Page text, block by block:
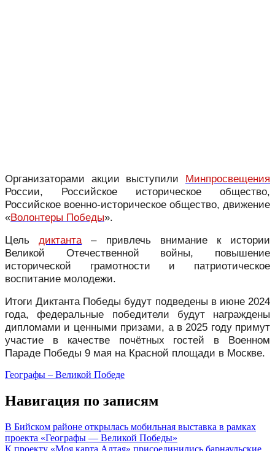
Организаторами акции выступили Минпросвещения
России, Российское историческое общество,
Российское военно-историческое общество, движение
«Волонтеры Победы».
Цель диктанта – привлечь внимание к истории
Великой Отечественной войны, повышение
исторической грамотности и патриотическое
воспитание молодежи.
Итоги Диктанта Победы будут подведены в июне 2024
года, федеральные победители будут награждены
дипломами и ценными призами, а в 2025 году примут
участие в качестве почётных гостей в Военном
Параде Победы 9 мая на Красной площади в Москве.
Географы – Великой Победе
Навигация по записям
В Бийском районе открылась мобильная выставка в рамках
проекта «Географы — Великой Победы»
К проекту «Моя карта Алтая» присоединились барнаульские